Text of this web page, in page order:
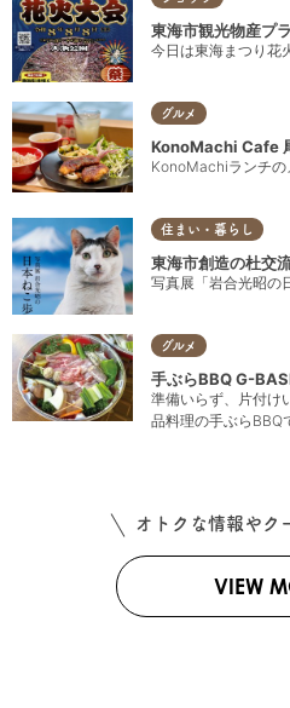
東海市観光物産プ
今日は東海まつり花
グルメ
KonoMachi Cafe
KonoMachiランチの
住まい・暮らし
東海市創造の杜交
写真展「岩合光昭の
グルメ
手ぶらBBQ G-
準備いらず、片付け
品料理の手ぶらBBQ
オトクな情報やク
VIEW